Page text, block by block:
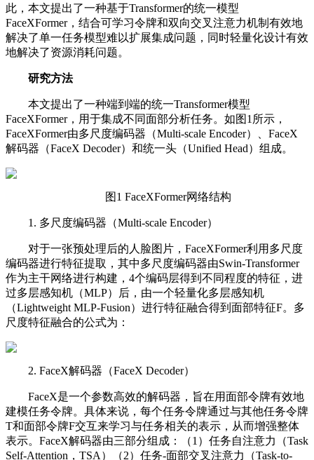
此，本文提出了一种基于Transformer的统一模型
FaceXFormer，结合可学习令牌和双向交叉注意力机制有效地
解决了单一任务模型难以扩展集成问题，同时轻量化设计有效
地解决了资源消耗问题。
研究方法
本文提出了一种端到端的统一Transformer模型
FaceXFormer，用于集成不同面部分析任务。如图1所示，
FaceXFormer由多尺度编码器（Multi-scale Encoder）、FaceX
解码器（FaceX Decoder）和统一头（Unified Head）组成。
图1 FaceXFormer网络结构
1. 多尺度编码器（Multi-scale Encoder）
对于一张预处理后的人脸图片，FaceXFormer利用多尺度
编码器进行特征提取，其中多尺度编码器由Swin-Transformer
作为主干网络进行构建，4个编码层得到不同程度的特征，进
过多层感知机（MLP）后，由一个轻量化多层感知机
（Lightweight MLP-Fusion）进行特征融合得到面部特征F。多
尺度特征融合的公式为：
2. FaceX解码器（FaceX Decoder）
FaceX是一个参数高效的解码器，旨在用面部令牌有效地
建模任务令牌。具体来说，每个任务令牌通过与其他任务令牌
T和面部令牌F交互来学习与任务相关的表示，从而增强整体
表示。FaceX解码器由三部分组成：（1）任务自注意力（Task
Self-Attention，TSA）（2）任务-面部交叉注意力（Task-to-